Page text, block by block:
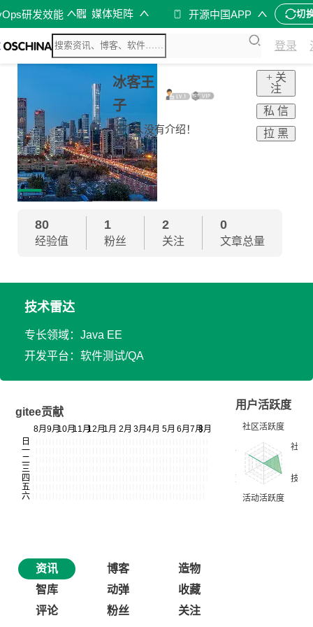
研发效能 媒体矩阵 开源中国APP 切
登录
冰客王
子
这个人没有介绍！
+ 关
注
私 信
拉 黑
基础信息
80
经验值
1
粉丝
2
关注
0
文章总量
技术雷达
专长领域：Java EE
开发平台：软件测试/QA
gitee贡献
用户活跃度
资讯 博客
造物
智库
动弹
收藏
评论
粉丝 关注